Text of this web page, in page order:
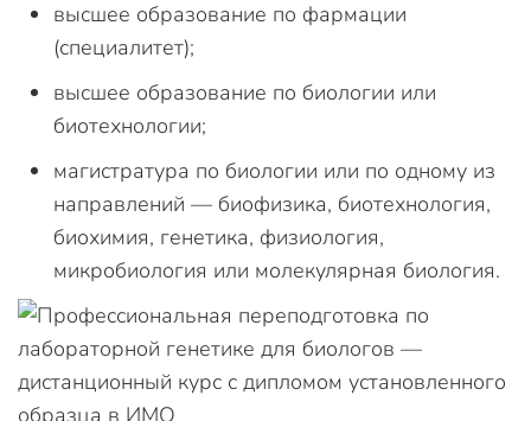
высшее образование по фармации
(специалитет);
высшее образование по биологии или
биотехнологии;
магистратура по биологии или по одному из
направлений — биофизика, биотехнология,
биохимия, генетика, физиология,
микробиология или молекулярная биология.